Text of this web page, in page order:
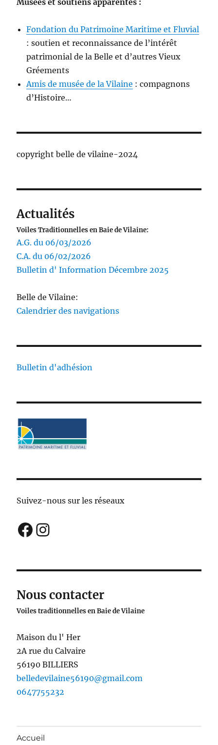
Musées et soutiens apparentés :
Fondation du Patrimoine Maritime et Fluvial
: soutien et reconnaissance de l’intérêt
patrimonial de la Belle et d’autres Vieux
Gréements
Amis de musée de la Vilaine : compagnons
d’Histoire…
copyright belle de vilaine-2024
Actualités
Voiles Traditionnelles en Baie de Vilaine:
A.G. du 06/03/2026
C.A. du 06/02/2026
Bulletin d' Information Décembre 2025
Belle de Vilaine:
Calendrier des navigations
Bulletin d'adhésion
Suivez-nous sur les réseaux
Facebook
Instagram
Nous contacter
Voiles traditionnelles en Baie de Vilaine
Maison du l' Her
2A rue du Calvaire
56190 BILLIERS
belledevilaine56190@gmail.com
0647755232
Accueil